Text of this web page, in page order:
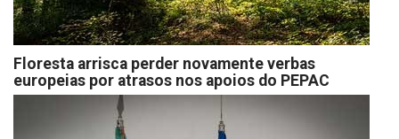
Floresta arrisca perder novamente verbas
europeias por atrasos nos apoios do PEPAC